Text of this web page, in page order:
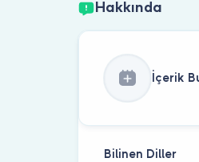
Hakkında
İçerik
Bilinen Diller